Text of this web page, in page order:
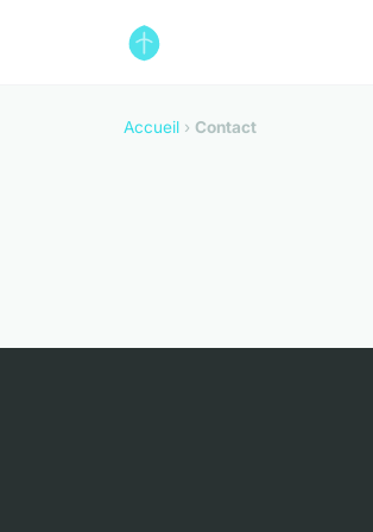
Accueil › Contact